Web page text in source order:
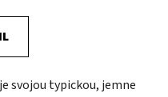
svojou typickou, jemne